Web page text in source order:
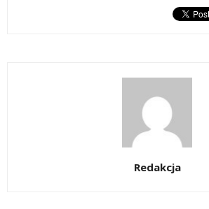
Redakcja